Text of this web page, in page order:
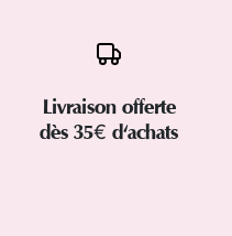
Livraison offerte
dès 35€ d'achats